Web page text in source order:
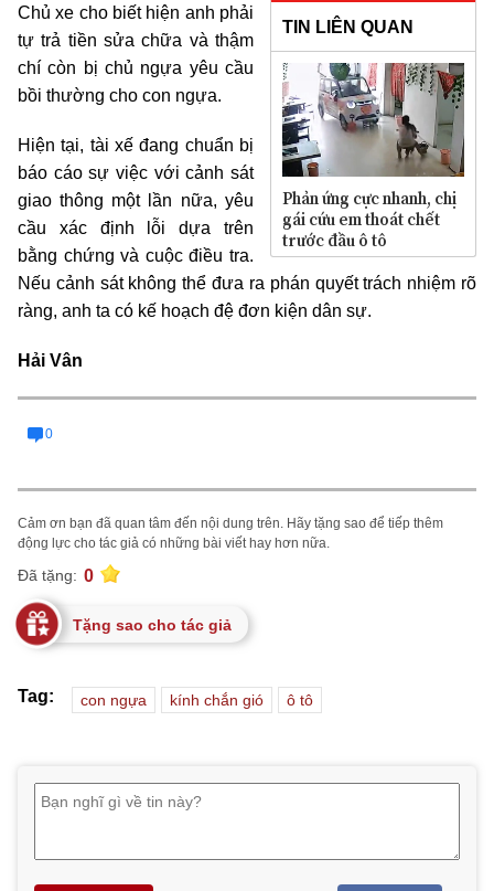
TIN LIÊN QUAN
Phản ứng cực nhanh, chị
gái cứu em thoát chết
trước đầu ô tô
Chủ xe cho biết hiện anh phải
tự trả tiền sửa chữa và thậm
chí còn bị chủ ngựa yêu cầu
bồi thường cho con ngựa.
Hiện tại, tài xế đang chuẩn bị
báo cáo sự việc với cảnh sát
giao thông một lần nữa, yêu
cầu xác định lỗi dựa trên
bằng chứng và cuộc điều tra.
Nếu cảnh sát không thể đưa ra phán quyết trách nhiệm rõ
ràng, anh ta có kế hoạch đệ đơn kiện dân sự.
Hải Vân
0
Cảm ơn bạn đã quan tâm đến nội dung trên. Hãy tặng sao để tiếp thêm
động lực cho tác giả có những bài viết hay hơn nữa.
Đã tặng: 0
Tặng sao cho tác giả
Tag: con ngựa kính chắn gió ô tô